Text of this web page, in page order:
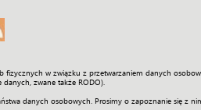
fizycznych w związku z przetwarzaniem danych
zwane także RODO).
danych osobowych. Prosimy o zapoznanie się z
Wideo ENGLISH SKLEP